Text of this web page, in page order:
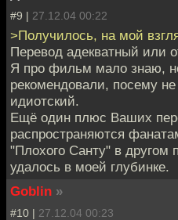
#9 | 27.12.04 00:22
>Получилось, на мой
Перевод адекватный или
Я про фильм мало знаю,
рекомендовали, посему
идиотский.
Ещё один плюс Ваших
распространяются
"Плохого Санту" в другом
удалось в моей глубинке.
Goblin »
#10 | 27.12.04 00:23